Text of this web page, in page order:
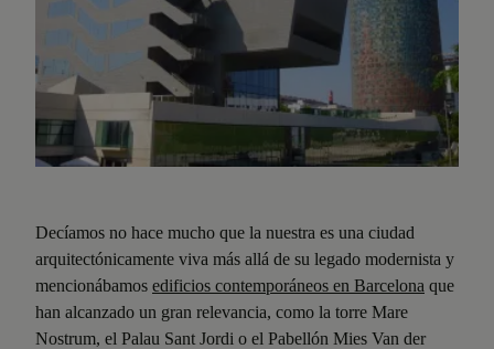
Decíamos no hace mucho que la nuestra es una ciudad
arquitectónicamente viva más allá de su legado modernista y
mencionábamos edificios contemporáneos en Barcelona que
han alcanzado un gran relevancia, como la torre Mare
Nostrum, el Palau Sant Jordi o el Pabellón Mies Van der